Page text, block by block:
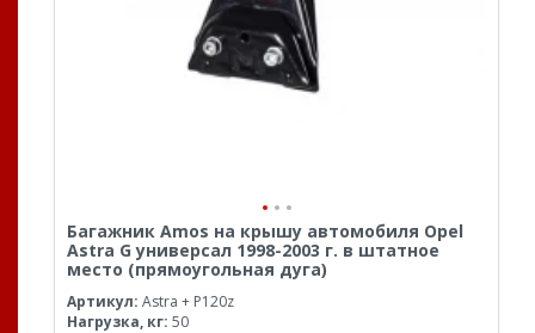
Багажник Amos на крышу автомобиля Opel
Astra G универсал 1998-2003 г. в штатное
место (прямоугольная дуга)
Артикул: Astra + P120z
Нагрузка, кг: 50